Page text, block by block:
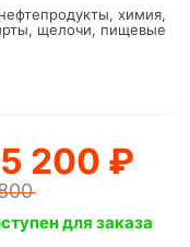
химия,
щелочи, пищевые
200 ₽
для заказа